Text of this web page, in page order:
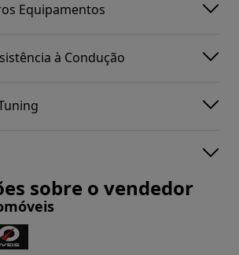
Equipamentos
à Condução
sobre o vendedor